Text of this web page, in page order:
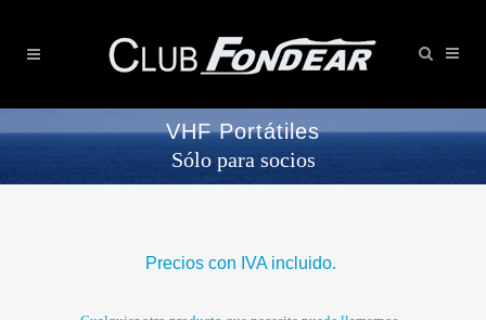
VHF Portátiles
Sólo para socios
Precios con IVA incluido.